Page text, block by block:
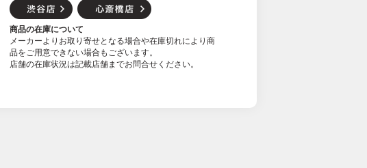
商品の在庫について
メーカーよりお取り寄せとなる場合や在庫切れにより商
品をご用意できない場合もございます。
店舗の在庫状況は記載店舗までお問合せください。